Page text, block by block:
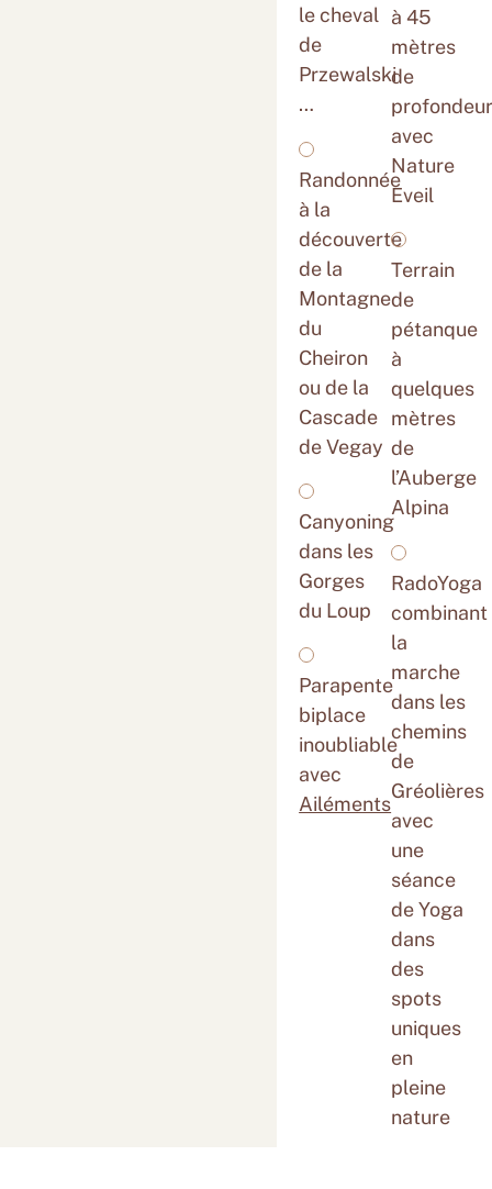
le cheval
de
Przewalski
…
Randonnée
à la
découverte
de la
Montagne
du
Cheiron
ou de la
Cascade
de Vegay
Canyoning
dans les
Gorges
du Loup
Parapente
biplace
inoubliable
avec
Ailéments
à 45
mètres
de
avec
Nature
Eveil
Terrain
de
pétanque
à
quelques
mètres
de
l’Auberge
Alpina
RadoYoga
combinant
la
marche
dans les
chemins
de
Gréolières
avec
une
séance
de Yoga
dans
des
spots
uniques
en
pleine
nature